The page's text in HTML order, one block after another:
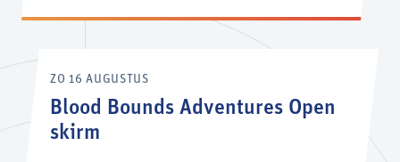
ZO 16 AUGUSTUS
Blood Bounds Adventures Open
skirm